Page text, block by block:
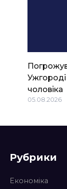
чоловіка
05.08.2026
Рубрики
Економіка